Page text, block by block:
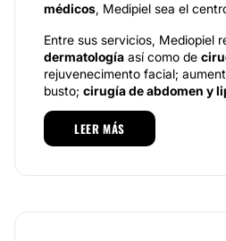
médicos, Medipiel sea el
Entre sus servicios, Mediopiel
dermatología así como de
rejuvenecimento facial;
busto; cirugía de abdomen y
Especialidades
LEER MÁS